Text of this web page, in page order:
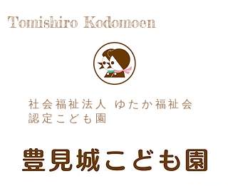
Tomishiro Kodomoen
社会福祉法人 ゆたか福祉会
認定こども園